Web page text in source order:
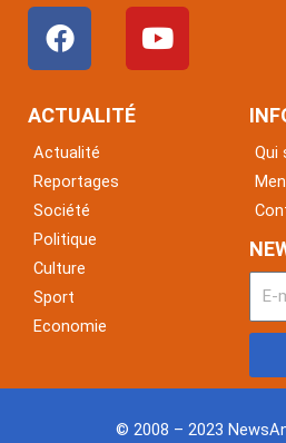
F
a
c
e
o
o
k
Y
o
u
ACTUALITÉ
Actualité
Reportages
Société
Politique
Culture
Sport
Economie
Qui
© 2008 – 2023